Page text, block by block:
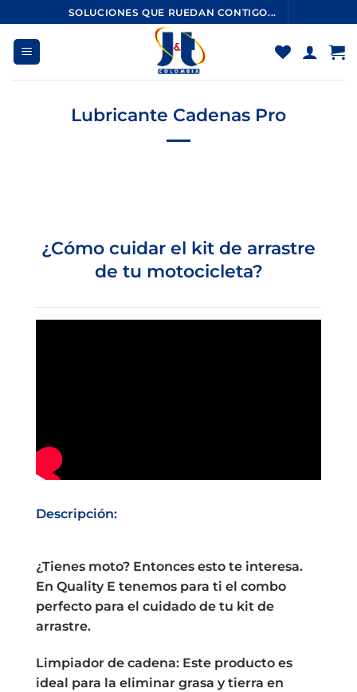
al
contenido
SOLUCIONES QUE RUEDAN CONTIGO...
Lubricante Cadenas Pro
¿Cómo cuidar el kit de arrastre
de tu motocicleta?
Descripción:
¿Tienes moto? Entonces esto te interesa.
En Quality E tenemos para ti el combo
perfecto para el cuidado de tu kit de
arrastre.
Limpiador de cadena: Este producto es
ideal para la eliminar grasa y tierra en